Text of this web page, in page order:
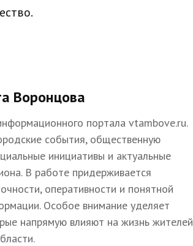
Воронцова
портала vtambove.ru.
события, общественную
инициативы и актуальные
В работе придерживается
оперативности и понятной
Особое внимание уделяет
напрямую влияют на жизнь жителей